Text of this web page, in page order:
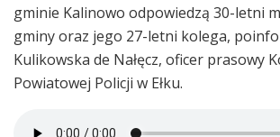
gminie Kalinowo odpowiedzą 30-letni
gminy oraz jego 27-letni kolega,
Kulikowska de Nałęcz, oficer prasowy
Powiatowej Policji w Ełku.